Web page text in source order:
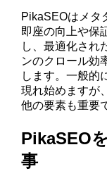
PikaSEOはメタ
即座の向上や保
し、最適化され
ンのクロール効
します。一般的
現れ始めますが
他の要素も重要
PikaSEO
事